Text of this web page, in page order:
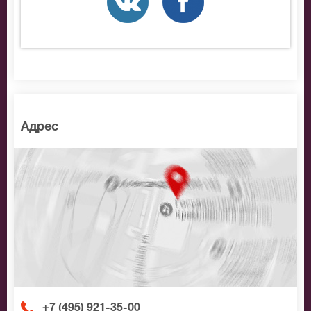
позвоните нам в call-центр и мы обязательно
Адрес
+7 (495) 921-35-00